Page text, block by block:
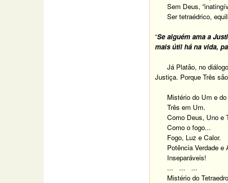
Sem Deus,
Ser tetraédrico,
“Se alguém ama a
mais útil há na vida,
Já Platão, no diálogo
Justiça. Porque Três
Mistério do Um e
Três em Um.
Como Deus, Uno e
Como o fogo...
Fogo, Luz e Calor.
Potência Verdade e
Inseparáveis!
... ... ...
Mistério do